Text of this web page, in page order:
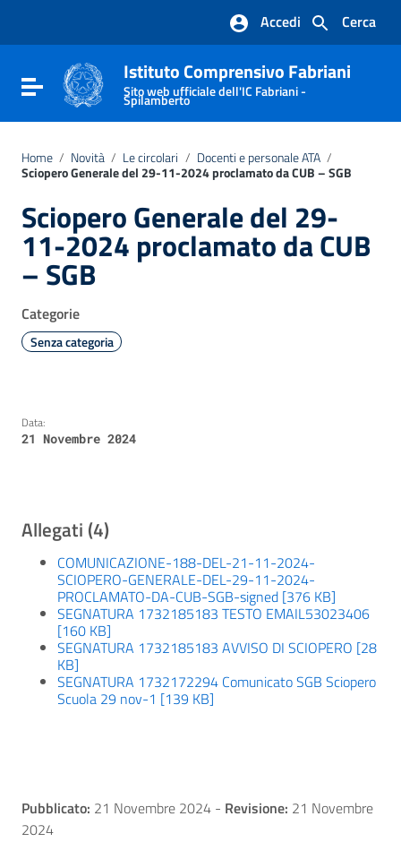
Vai al footer
Cerca
Accedi
Attiva / disattiva la navigazione
Istituto Comprensivo Fabriani
Sito web ufficiale dell'IC Fabriani -
Spilamberto
Home / Novità / Le circolari / Docenti e personale ATA /
Sciopero Generale del 29-11-2024 proclamato da CUB – SGB
Sciopero Generale del 29-
11-2024 proclamato da CUB
– SGB
Categorie
Senza categoria
Data:
21 Novembre 2024
Allegati (4)
COMUNICAZIONE-188-DEL-21-11-2024-
SCIOPERO-GENERALE-DEL-29-11-2024-
PROCLAMATO-DA-CUB-SGB-signed [376 KB]
SEGNATURA 1732185183 TESTO EMAIL53023406
[160 KB]
SEGNATURA 1732185183 AVVISO DI SCIOPERO [28
KB]
SEGNATURA 1732172294 Comunicato SGB Sciopero
Scuola 29 nov-1 [139 KB]
Pubblicato: 21 Novembre 2024 - Revisione: 21 Novembre
2024